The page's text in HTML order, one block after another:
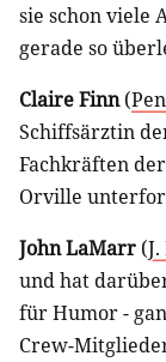
sie schon viele
gerade so
Claire Finn(
Schiffsärztin
Fachkräften
Orville
John LaMarr (
und hat
für Humor -
Crew-